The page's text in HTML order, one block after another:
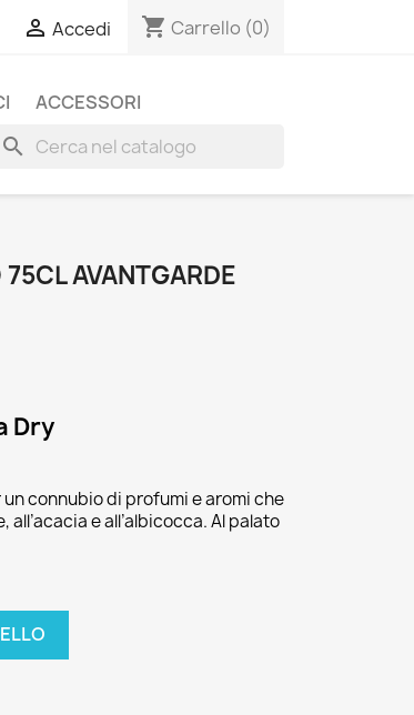
 Accedi shopping_cart Carrello (0)
ACCESSORI
search
AVANTGARDE
Dry
connubio di profumi e aromi che
e all’albicocca. Al palato